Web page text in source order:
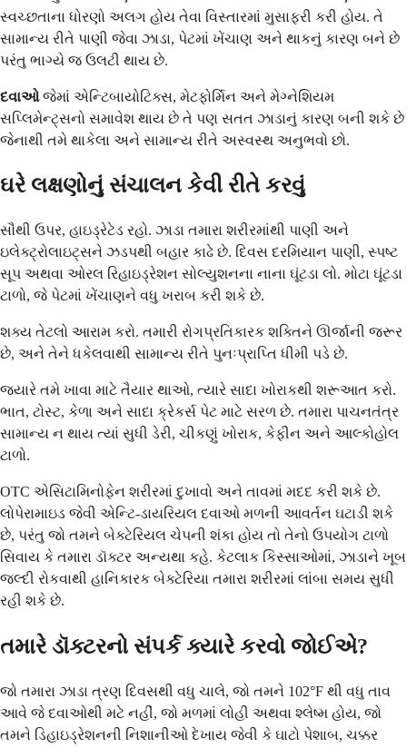
સ્વચ્છતાના ધોરણો અલગ હોય તેવા વિસ્તારમાં મુસાફરી કરી હોય. તે
સામાન્ય રીતે પાણી જેવા ઝાડા, પેટમાં ખેંચાણ અને થાકનું કારણ બને છે
પરંતુ ભાગ્યે જ ઉલટી થાય છે.
દવાઓજેમાં એન્ટિબાયોટિક્સ, મેટફોર્મિન અને મેગ્નેશિયમ
સપ્લિમેન્ટ્સનો સમાવેશ થાય છે તે પણ સતત ઝાડાનું કારણ બની શકે છે
જેનાથી તમે થાકેલા અને સામાન્ય રીતે અસ્વસ્થ અનુભવો છો.
ઘરે લક્ષણોનું સંચાલન કેવી રીતે કરવું
સૌથી ઉપર, હાઇડ્રેટેડ રહો. ઝાડા તમારા શરીરમાંથી પાણી અને
ઇલેક્ટ્રોલાઇટ્સને ઝડપથી બહાર કાઢે છે. દિવસ દરમિયાન પાણી, સ્પષ્ટ
સૂપ અથવા ઓરલ રિહાઇડ્રેશન સોલ્યુશનના નાના ઘૂંટડા લો. મોટા ઘૂંટડા
ટાળો, જે પેટમાં ખેંચાણને વધુ ખરાબ કરી શકે છે.
શક્ય તેટલો આરામ કરો. તમારી રોગપ્રતિકારક શક્તિને ઊર્જાની જરૂર
છે, અને તેને ધકેલવાથી સામાન્ય રીતે પુનઃપ્રાપ્તિ ધીમી પડે છે.
જ્યારે તમે ખાવા માટે તૈયાર થાઓ, ત્યારે સાદા ખોરાકથી શરૂઆત કરો.
ભાત, ટોસ્ટ, કેળા અને સાદા ક્રેકર્સ પેટ માટે સરળ છે. તમારા પાચનતંત્ર
સામાન્ય ન થાય ત્યાં સુધી ડેરી, ચીકણું ખોરાક, કેફીન અને આલ્કોહોલ
ટાળો.
OTC એસિટામિનોફેન શરીરમાં દુખાવો અને તાવમાં મદદ કરી શકે છે.
લોપેરામાઇડ જેવી એન્ટિ-ડાયરિયલ દવાઓ મળની આવર્તન ઘટાડી શકે
છે, પરંતુ જો તમને બેક્ટેરિયલ ચેપની શંકા હોય તો તેનો ઉપયોગ ટાળો
સિવાય કે તમારા ડૉક્ટર અન્યથા કહે. કેટલાક કિસ્સાઓમાં, ઝાડાને ખૂબ
જલ્દી રોકવાથી હાનિકારક બેક્ટેરિયા તમારા શરીરમાં લાંબા સમય સુધી
રહી શકે છે.
તમારે ડૉક્ટરનો સંપર્ક ક્યારે કરવો જોઈએ?
જો તમારા ઝાડા ત્રણ દિવસથી વધુ ચાલે, જો તમને 102°F થી વધુ તાવ
આવે જે દવાઓથી મટે નહીં, જો મળમાં લોહી અથવા શ્લેષ્મ હોય, જો
તમને ડિહાઇડ્રેશનની નિશાનીઓ દેખાય જેવી કે ઘાટો પેશાબ, ચક્કર